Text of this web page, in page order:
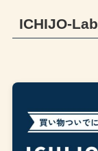
ICHIJO-Lab